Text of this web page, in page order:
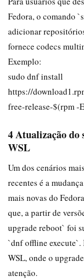
Fedora, o comando
adicionar
fornece codecs
Exemplo:
sudo dnf install
https://
free-release-$(rpm -
4 Atualização do
WSL
Um dos cenários
recentes é a
mais novas do
que, a partir de
upgrade reboot` foi
`dnf offline execute`.
WSL, onde o
atenção.